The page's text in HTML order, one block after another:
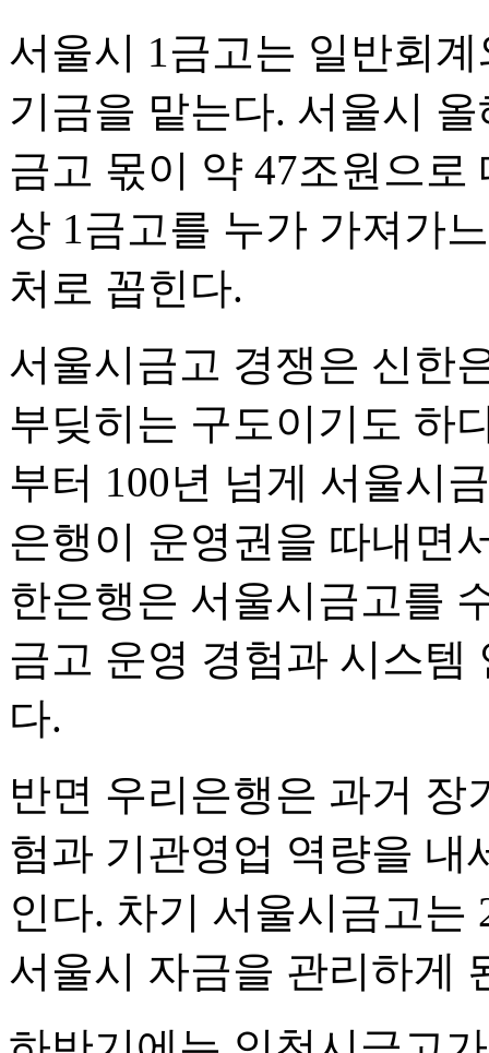
서울시 1금고는 일반회
기금을 맡는다. 서울시
금고 몫이 약 47조원으
상 1금고를 누가 가져가
처로 꼽힌다.
서울시금고 경쟁은 신한
부딪히는 구도이기도 하
부터 100년 넘게 서울시
은행이 운영권을 따내면
한은행은 서울시금고를
금고 운영 경험과 시스템
다.
반면 우리은행은 과거
험과 기관영업 역량을 내
인다. 차기 서울시금고는
서울시 자금을 관리하게